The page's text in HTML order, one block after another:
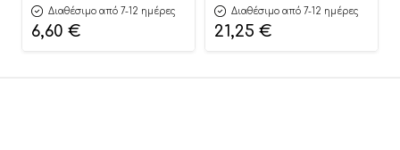
6976831551445 12m+ – Hi
Pando
Διαθέσιμο από 7-12 ημέρες
6,60 €
Όψης (150×200εκ) XPE
Vast Planet
3801005603046
Διαθέσιμο από 7-12 ημέρες
21,25 €